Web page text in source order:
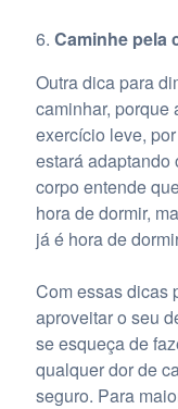
Caminhe pela
Outra dica para
caminhar, porque
exercício leve,
estará adaptando
corpo entende
hora de dormir,
já é hora de
Com essas dicas
aproveitar o seu
se esqueça de
qualquer dor de
seguro. Para